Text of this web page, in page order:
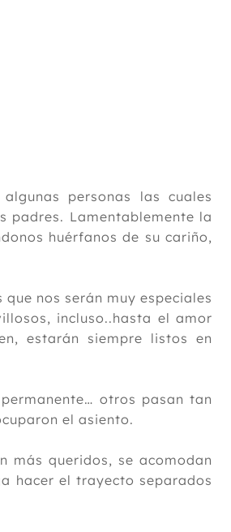
personas las cuales
padres. Lamentablemente la
huérfanos de su cariño,
nos serán muy especiales
incluso..hasta el amor
estarán siempre listos en
otros pasan tan
el asiento.
más queridos, se acomodan
hacer el trayecto separados